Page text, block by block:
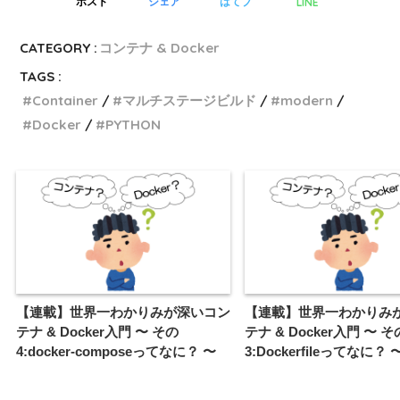
CATEGORY : コンテナ & Docker
TAGS :
Container
マルチステージビルド
modern
Docker
PYTHON
【連載】世界一わかりみが深いコン
テナ & Docker入門 〜 その
4:docker-composeってなに？ 〜
【連載】世界一わかりみ
テナ & Docker入門 〜 そ
3:Dockerfileってなに？